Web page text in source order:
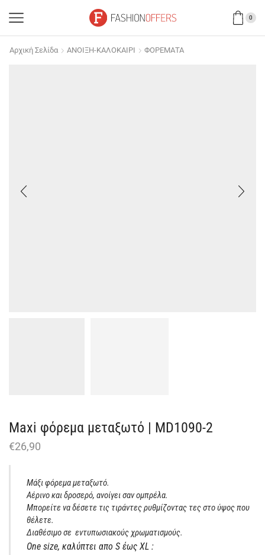
0
Αρχική Σελίδα ΑΝΟΙΞΗ-ΚΑΛΟΚΑΙΡΙ ΦΟΡΕΜΑΤΑ
Maxi φόρεμα μεταξωτό | MD1090-2
€26,90
Μάξι φόρεμα μεταξωτό.
Αέρινο και δροσερό, ανοίγει σαν ομπρέλα.
Μπορείτε να δέσετε τις τιράντες ρυθμίζοντας τες στο ύψος που
θέλετε.
Διαθέσιμο σε εντυπωσιακούς χρωματισμούς.
One size, καλύπτει απο S έως XL :